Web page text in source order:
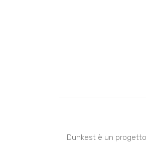
Dunkest è un